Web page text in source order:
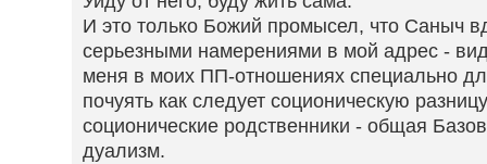
И это только Божий промысел, что Саныч
серьезными намерениями в мой адрес -
меня в моих ПП-отношениях специально
почуять как следует соционическую
соционические родственники - общая
дуализм.